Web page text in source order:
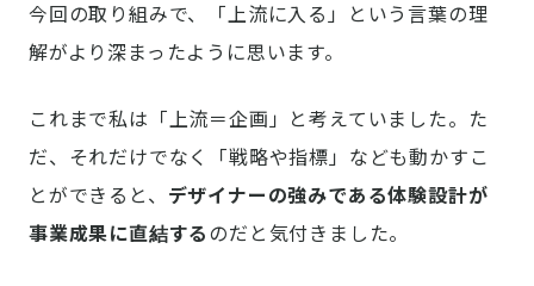
今回の取り組みで、「上流に入る」という言葉の理
解がより深まったように思います。
これまで私は「上流＝企画」と考えていました。た
だ、それだけでなく「戦略や指標」なども動かすこ
とができると、 デザイナーの強みである体験設計が
事業成果に直結する のだと気付きました。